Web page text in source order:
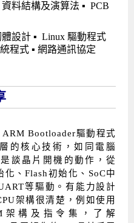
資料結構及演算法 ▪ PCB
設計 ▪ Linux 驅動程式
程式 ▪ 網路通訊協定
Bootloader驅動程式
的核心技術，如同電腦
談晶片開機的動作，從
、Flash初始化、SoC中
等驅動。有能力設計
架構很清楚，例如使用
架構及指令集，了解